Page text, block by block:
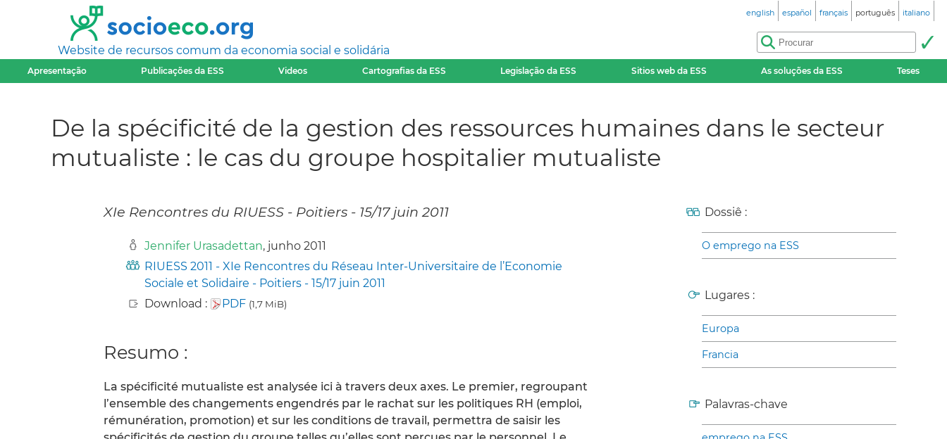
Website de recursos comum da economia social e solidária
english español français português italiano
Apresentação Publicações da ESS Videos Cartografias da ESS Legislação da ESS Sitios web da ESS As soluções da ESS Teses
De la spécificité de la gestion des ressources humaines dans le secteur
mutualiste : le cas du groupe hospitalier mutualiste
XIe Rencontres du RIUESS - Poitiers - 15/17 juin 2011
Jennifer Urasadettan, junho 2011
RIUESS 2011 - XIe Rencontres du Réseau Inter-Universitaire de l’Economie
Sociale et Solidaire - Poitiers - 15/17 juin 2011
Download :
PDF (1,7 MiB)
Resumo :
La spécificité mutualiste est analysée ici à travers deux axes. Le premier, regroupant
l’ensemble des changements engendrés par le rachat sur les politiques RH (emploi,
rémunération, promotion) et sur les conditions de travail, permettra de saisir les
Dossiê :
O emprego na ESS
Lugares :
Europa
Francia
Palavras-chave